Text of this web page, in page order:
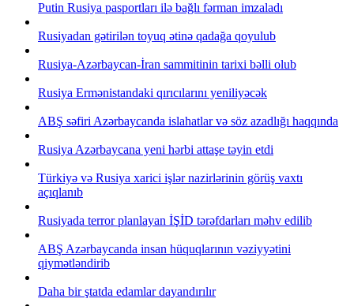
Putin Rusiya pasportları ilə bağlı fərman imzaladı
Rusiyadan gətirilən toyuq ətinə qadağa qoyulub
Rusiya-Azərbaycan-İran sammitinin tarixi bəlli olub
Rusiya Ermənistandaki qırıcılarını yeniliyəcək
ABŞ səfiri Azərbaycanda islahatlar və söz azadlığı haqqında
Rusiya Azərbaycana yeni hərbi attaşe təyin etdi
Türkiyə və Rusiya xarici işlər nazirlərinin görüş vaxtı
açıqlanıb
Rusiyada terror planlayan İŞİD tərəfdarları məhv edilib
ABŞ Azərbaycanda insan hüquqlarının vəziyyətini
qiymətləndirib
Daha bir ştatda edamlar dayandırılır